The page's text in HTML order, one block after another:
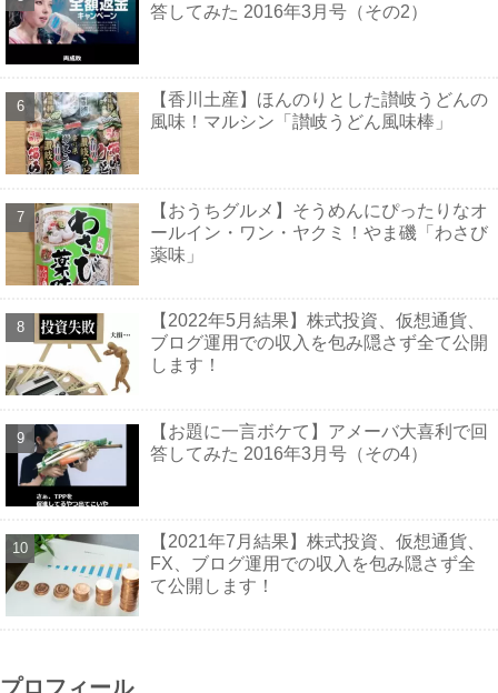
答してみた 2016年3月号（その2）
【香川土産】ほんのりとした讃岐うどんの
風味！マルシン「讃岐うどん風味棒」
【おうちグルメ】そうめんにぴったりなオ
ールイン・ワン・ヤクミ！やま磯「わさび
薬味」
【2022年5月結果】株式投資、仮想通貨、
ブログ運用での収入を包み隠さず全て公開
します！
【お題に一言ボケて】アメーバ大喜利で回
答してみた 2016年3月号（その4）
【2021年7月結果】株式投資、仮想通貨、
FX、ブログ運用での収入を包み隠さず全
て公開します！
プロフィール